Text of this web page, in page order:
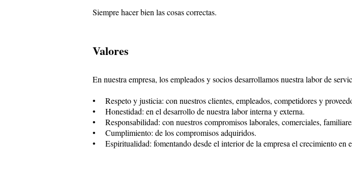
Siempre hacer bien las cosas correctas.
Valores
En nuestra empresa, los empleados y socios desarrollamos nuestra labor de
• Respeto y justicia: con nuestros clientes, empleados, competidores y
• Honestidad: en el desarrollo de nuestra labor interna y externa.
• Responsabilidad: con nuestros compromisos laborales, comerciales,
• Cumplimiento: de los compromisos adquiridos.
• Espiritualidad: fomentando desde el interior de la empresa el crecimiento en